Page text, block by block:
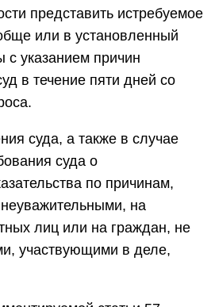
представить истребуемое
или в установленный
указанием причин
в течение пяти дней со
суда, а также в случае
суда о
по причинам,
на
лиц или на граждан, не
участвующими в деле,